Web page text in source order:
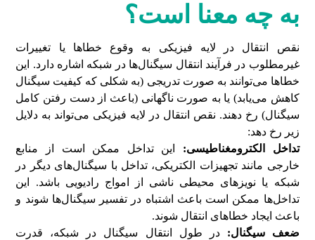
به چه معنا است؟
نقص انتقال در لایه فیزیکی به وقوع خطاها یا تغییرات
غیرمطلوب در فرآیند انتقال سیگنال‌ها در شبکه اشاره دارد. این
خطاها می‌توانند به صورت تدریجی (به شکلی که کیفیت سیگنال
کاهش می‌یابد) یا به صورت ناگهانی (باعث از دست رفتن کامل
سیگنال) رخ دهند. نقص انتقال در لایه فیزیکی می‌تواند به دلایل
زیر رخ دهد:
تداخل الکترومغناطیسی: این تداخل ممکن است از منابع
خارجی مانند تجهیزات الکتریکی، تداخل با سیگنال‌های دیگر در
شبکه یا نویز‌های محیطی ناشی از امواج رادیویی باشد. این
تداخل‌ها ممکن است باعث اشتباه در تفسیر سیگنال‌ها شوند و
باعث ایجاد خطاهای انتقال شوند.
ضعف سیگنال: در طول انتقال سیگنال در شبکه، قدرت